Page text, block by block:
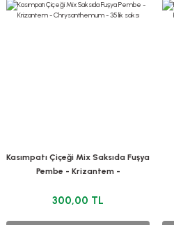
Kasımpatı Çiçeği Mix Saksıda Fuşya
Pembe - Krizantem -
300,00 TL